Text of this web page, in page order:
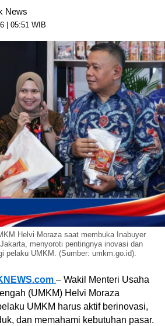
News
| 05:51 WIB
Helvi Moraza saat membuka Inabuyer
menyoroti pentingnya inovasi dan
pelaku UMKM. (Sumber: umkm.go.id).
– Wakil Menteri Usaha
(UMKM) Helvi Moraza
UMKM harus aktif berinovasi,
dan memahami kebutuhan pasar.